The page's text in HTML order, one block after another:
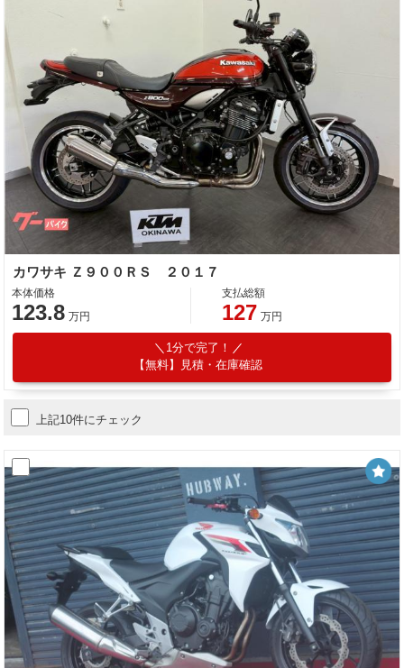
カワサキ Ｚ９００ＲＳ ２０１７
本体価格
123.8 万円
支払総額
127 万円
1分で完了！
【無料】見積・在庫確認
上記10件にチェック